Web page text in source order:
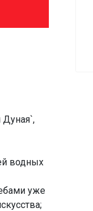
Дуная`,
водных
уже